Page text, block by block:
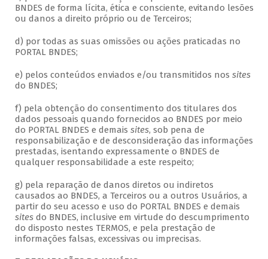
BNDES de forma lícita, ética e consciente, evitando lesões
ou danos a direito próprio ou de Terceiros;
d) por todas as suas omissões ou ações praticadas no
PORTAL BNDES;
e) pelos conteúdos enviados e/ou transmitidos nos sites
do BNDES;
f) pela obtenção do consentimento dos titulares dos
dados pessoais quando fornecidos ao BNDES por meio
do PORTAL BNDES e demais sites, sob pena de
responsabilização e de desconsideração das informações
prestadas, isentando expressamente o BNDES de
qualquer responsabilidade a este respeito;
g) pela reparação de danos diretos ou indiretos
causados ao BNDES, a Terceiros ou a outros Usuários, a
partir do seu acesso e uso do PORTAL BNDES e demais
sitesdo BNDES, inclusive em virtude do descumprimento
do disposto nestes TERMOS, e pela prestação de
informações falsas, excessivas ou imprecisas.